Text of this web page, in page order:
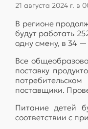
21 августа 2024 г. в
В регионе
будут работать
одну смену, в 34 —
Все
поставку
поставщики.
Питание детей
соответствии с